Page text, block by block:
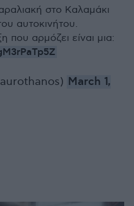
στο Καλαμάκι
αυτοκινήτου.
αρμόζει είναι μια:
March 1,